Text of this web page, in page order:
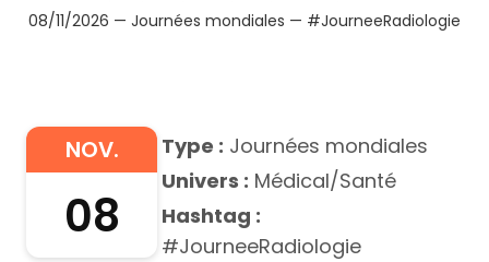
08/11/2026 — Journées mondiales — #JourneeRadiologie
NOV.
08
Type : Journées mondiales
Univers : Médical/Santé
Hashtag :
#JourneeRadiologie